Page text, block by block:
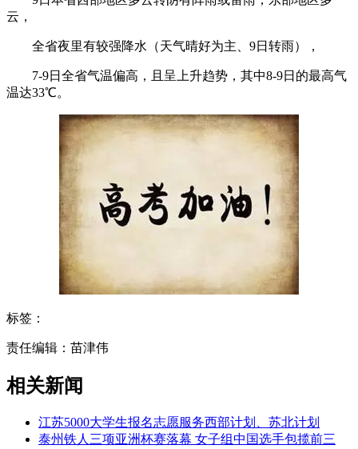
云，
全省夜里有较强降水（天气晴好为主、9日转雨），
7-9日全省气温偏高，且呈上升趋势，其中8-9日的最高气
温达33℃。
标签：
责任编辑：苗津伟
相关新闻
江苏5000大学生报名志愿服务西部计划、苏北计划
泰州铁人三项亚洲杯赛落幕 女子组中国选手包揽前三